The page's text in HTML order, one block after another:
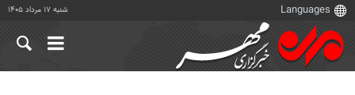
شنبه ۱۷ مرداد ۱۴۰۵